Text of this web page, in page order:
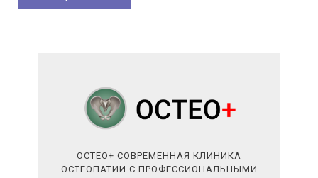
ОСТЕО+ СОВРЕМЕННАЯ КЛИНИКА
ОСТЕОПАТИИ С ПРОФЕССИОНАЛЬНЫМИ